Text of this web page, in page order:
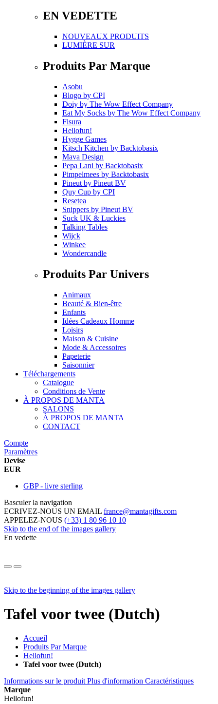
EN VEDETTE
NOUVEAUX PRODUITS
LUMIÈRE SUR
Produits Par Marque
Asobu
Blogo by CPI
Doiy by The Wow Effect Company
Eat My Socks by The Wow Effect Company
Fisura
Hellofun!
Hygge Games
Kitsch Kitchen by Backtobasix
Mava Design
Pepa Lani by Backtobasix
Pimpelmees by Backtobasix
Pineut by Pineut BV
Quy Cup by CPI
Resetea
Snippers by Pineut BV
Suck UK & Luckies
Talking Tables
Wijck
Winkee
Wondercandle
Produits Par Univers
Animaux
Beauté & Bien-être
Enfants
Idées Cadeaux Homme
Loisirs
Maison & Cuisine
Mode & Accessoires
Papeterie
Saisonnier
Téléchargements
Catalogue
Conditions de Vente
À PROPOS DE MANTA
SALONS
À PROPOS DE MANTA
CONTACT
Compte
Paramètres
Devise
EUR
GBP - livre sterling
Basculer la navigation
ECRIVEZ-NOUS UN EMAIL france@mantagifts.com
APPELEZ-NOUS (+33) 1 80 96 10 10
Skip to the end of the images gallery
En vedette
Skip to the beginning of the images gallery
Tafel voor twee (Dutch)
Accueil
Produits Par Marque
Hellofun!
Tafel voor twee (Dutch)
Informations sur le produit Plus d'information Caractéristiques
Marque
Hellofun!